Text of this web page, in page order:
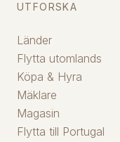
UTFORSKA
Länder
Flytta utomlands
Köpa & Hyra
Mäklare
Magasin
Flytta till Portugal